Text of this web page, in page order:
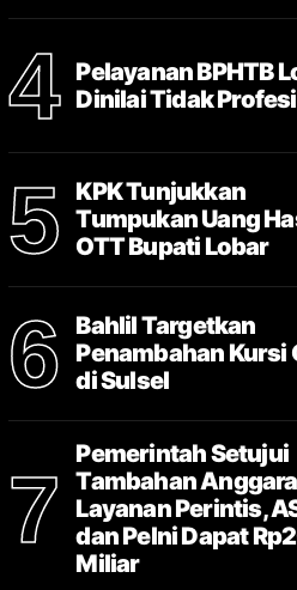
4
Pelayanan BPHTB
Dinilai Tidak
5
KPK Tunjukkan
Tumpukan Uang
OTT Bupati Lobar
6
Bahlil Targetkan
Penambahan Kursi
di Sulsel
7
Pemerintah Setujui
Tambahan
Layanan Perintis,
dan Pelni Dapat
Miliar